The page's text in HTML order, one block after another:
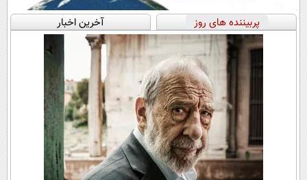
پربیننده های روز آخرین اخبار